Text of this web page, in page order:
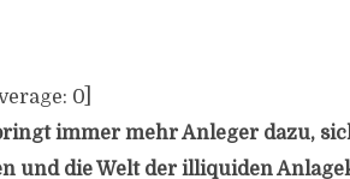
0
immer mehr Anleger dazu,
und die Welt der illiquiden